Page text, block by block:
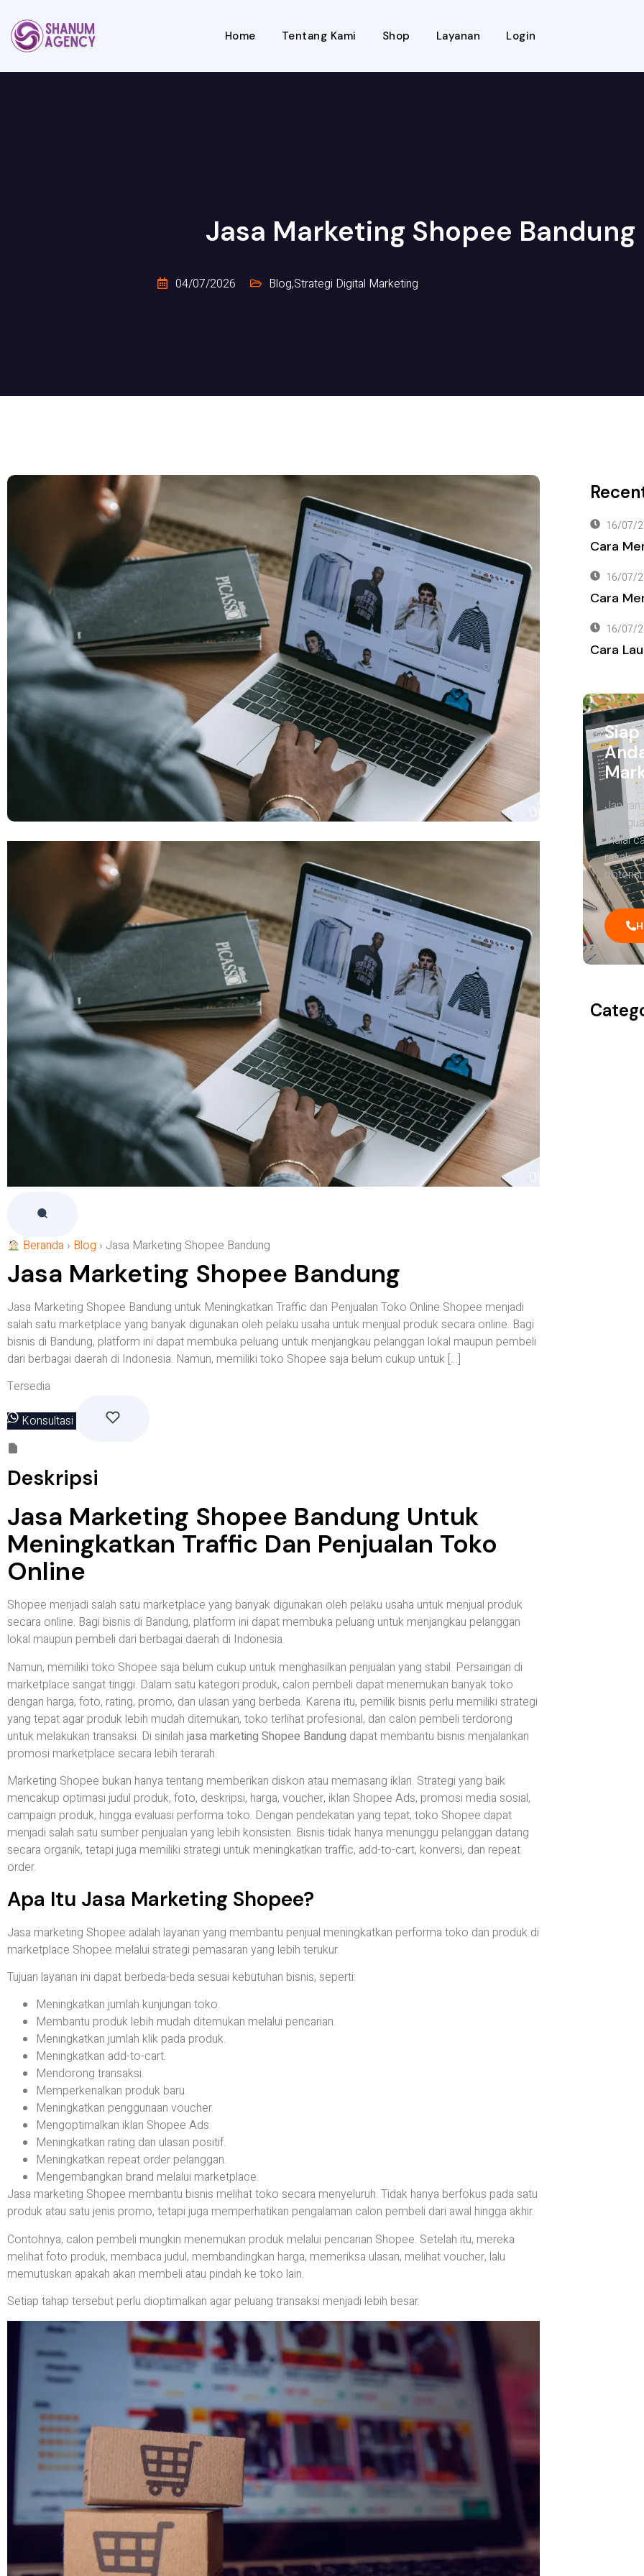
Home Tentang Kami Shop Layanan Login
Jasa Marketing Shopee Bandung
04/07/2026 Blog,Strategi Digital Marketing
Beranda › Blog › Jasa Marketing Shopee Bandung
Jasa Marketing Shopee Bandung
Jasa Marketing Shopee Bandung untuk Meningkatkan Traffic dan Penjualan Toko Online Shopee menjadi
salah satu marketplace yang banyak digunakan oleh pelaku usaha untuk menjual produk secara online. Bagi
bisnis di Bandung, platform ini dapat membuka peluang untuk menjangkau pelanggan lokal maupun pembeli
dari berbagai daerah di Indonesia. Namun, memiliki toko Shopee saja belum cukup untuk […]
Tersedia
Konsultasi
Deskripsi
Jasa Marketing Shopee Bandung Untuk
Meningkatkan Traffic Dan Penjualan Toko
Online
Shopee menjadi salah satu marketplace yang banyak digunakan oleh pelaku usaha untuk menjual produk
secara online. Bagi bisnis di Bandung, platform ini dapat membuka peluang untuk menjangkau pelanggan
lokal maupun pembeli dari berbagai daerah di Indonesia.
Namun, memiliki toko Shopee saja belum cukup untuk menghasilkan penjualan yang stabil. Persaingan di
marketplace sangat tinggi. Dalam satu kategori produk, calon pembeli dapat menemukan banyak toko
dengan harga, foto, rating, promo, dan ulasan yang berbeda. Karena itu, pemilik bisnis perlu memiliki strategi
yang tepat agar produk lebih mudah ditemukan, toko terlihat profesional, dan calon pembeli terdorong
untuk melakukan transaksi. Di sinilah jasa marketing Shopee Bandung dapat membantu bisnis menjalankan
promosi marketplace secara lebih terarah.
Marketing Shopee bukan hanya tentang memberikan diskon atau memasang iklan. Strategi yang baik
mencakup optimasi judul produk, foto, deskripsi, harga, voucher, iklan Shopee Ads, promosi media sosial,
campaign produk, hingga evaluasi performa toko. Dengan pendekatan yang tepat, toko Shopee dapat
menjadi salah satu sumber penjualan yang lebih konsisten. Bisnis tidak hanya menunggu pelanggan datang
secara organik, tetapi juga memiliki strategi untuk meningkatkan traffic, add-to-cart, konversi, dan repeat
order.
Apa Itu Jasa Marketing Shopee?
Jasa marketing Shopee adalah layanan yang membantu penjual meningkatkan performa toko dan produk di
marketplace Shopee melalui strategi pemasaran yang lebih terukur.
Tujuan layanan ini dapat berbeda-beda sesuai kebutuhan bisnis, seperti:
Meningkatkan jumlah kunjungan toko.
Membantu produk lebih mudah ditemukan melalui pencarian.
Meningkatkan jumlah klik pada produk.
Meningkatkan add-to-cart.
Mendorong transaksi.
Memperkenalkan produk baru.
Meningkatkan penggunaan voucher.
Mengoptimalkan iklan Shopee Ads.
Meningkatkan rating dan ulasan positif.
Meningkatkan repeat order pelanggan.
Mengembangkan brand melalui marketplace.
Jasa marketing Shopee membantu bisnis melihat toko secara menyeluruh. Tidak hanya berfokus pada satu
produk atau satu jenis promo, tetapi juga memperhatikan pengalaman calon pembeli dari awal hingga akhir.
Contohnya, calon pembeli mungkin menemukan produk melalui pencarian Shopee. Setelah itu, mereka
melihat foto produk, membaca judul, membandingkan harga, memeriksa ulasan, melihat voucher, lalu
memutuskan apakah akan membeli atau pindah ke toko lain.
Setiap tahap tersebut perlu dioptimalkan agar peluang transaksi menjadi lebih besar.
16/07/
Cara
16/07/
Cara
16/07/
Cara
Mulai
potensi